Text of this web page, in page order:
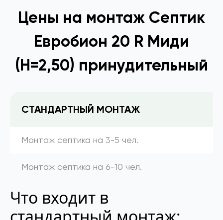
Цены на монтаж Септик
Евробион 20 R Миди
(Н=2,50) принудительный
СТАНДАРТНЫЙ МОНТАЖ
Монтаж септика на 3-5 чел.
Монтаж септика на 6-10 чел.
Что входит в